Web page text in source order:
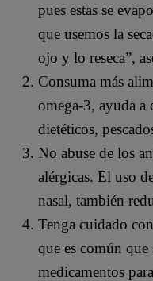
pues estas se
que usemos la
ojo y lo reseca”,
Consuma más
omega-3, ayuda a
dietéticos,
No abuse de los
alérgicas. El uso
nasal, también
Tenga cuidado
que es común
medicamentos